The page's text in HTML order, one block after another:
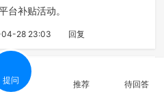
台补贴活动。
04-28 23:03 回复
待回答
推荐
提问